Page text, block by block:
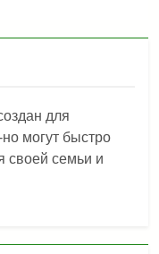
для
могут быстро
своей семьи и